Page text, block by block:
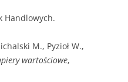
Handlowych.
M., Pyzioł W.,
wartościowe,